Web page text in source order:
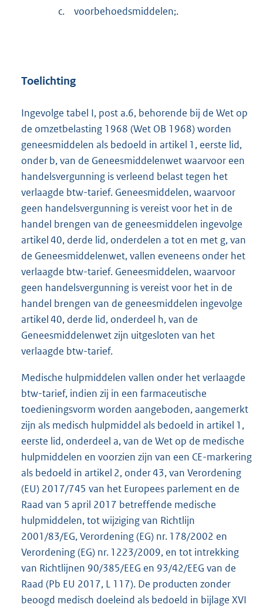
c. voorbehoedsmiddelen;.
Toelichting
Ingevolge tabel I, post a.6, behorende bij de Wet op
de omzetbelasting 1968 (Wet OB 1968) worden
geneesmiddelen als bedoeld in artikel 1, eerste lid,
onder b, van de Geneesmiddelenwet waarvoor een
handelsvergunning is verleend belast tegen het
verlaagde btw-tarief. Geneesmiddelen, waarvoor
geen handelsvergunning is vereist voor het in de
handel brengen van de geneesmiddelen ingevolge
artikel 40, derde lid, onderdelen a tot en met g, van
de Geneesmiddelenwet, vallen eveneens onder het
verlaagde btw-tarief. Geneesmiddelen, waarvoor
geen handelsvergunning is vereist voor het in de
handel brengen van de geneesmiddelen ingevolge
artikel 40, derde lid, onderdeel h, van de
Geneesmiddelenwet zijn uitgesloten van het
verlaagde btw-tarief.
Medische hulpmiddelen vallen onder het verlaagde
btw-tarief, indien zij in een farmaceutische
toedieningsvorm worden aangeboden, aangemerkt
zijn als medisch hulpmiddel als bedoeld in artikel 1,
eerste lid, onderdeel a, van de Wet op de medische
hulpmiddelen en voorzien zijn van een CE-markering
als bedoeld in artikel 2, onder 43, van Verordening
(EU) 2017/745 van het Europees parlement en de
Raad van 5 april 2017 betreffende medische
hulpmiddelen, tot wijziging van Richtlijn
2001/83/EG, Verordening (EG) nr. 178/2002 en
Verordening (EG) nr. 1223/2009, en tot intrekking
van Richtlijnen 90/385/EEG en 93/42/EEG van de
Raad (Pb EU 2017, L 117). De producten zonder
beoogd medisch doeleind als bedoeld in bijlage XVI